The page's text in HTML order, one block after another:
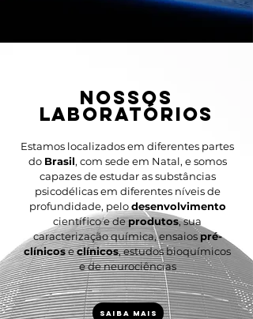
nossos
laboratórios
Estamos localizados em diferentes partes
do Brasil, com sede em Natal, e somos
capazes de estudar as substâncias
psicodélicas em diferentes níveis de
profundidade, pelodesenvolvimento
científico e deprodutos, sua
caracterização química, ensaiospré-
clínicoseclínicos, estudos bioquímicos
e de neurociências
SAIBA MAIS